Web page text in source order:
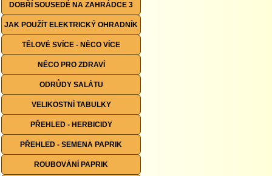
DOBŘÍ SOUSEDÉ NA ZAHRÁDCE 3
JAK POUŽÍT ELEKTRICKÝ OHRADNÍK
TĚLOVÉ SVÍCE - NĚCO VÍCE
NĚCO PRO ZDRAVÍ
ODRŮDY SALÁTU
VELIKOSTNÍ TABULKY
PŘEHLED - HERBICIDY
PŘEHLED - SEMENA PAPRIK
ROUBOVÁNÍ PAPRIK